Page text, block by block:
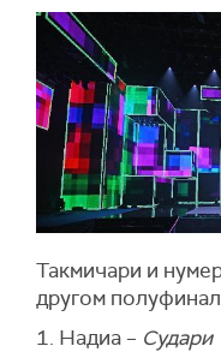
Такмичари и
другом
1. Надиа – Судари